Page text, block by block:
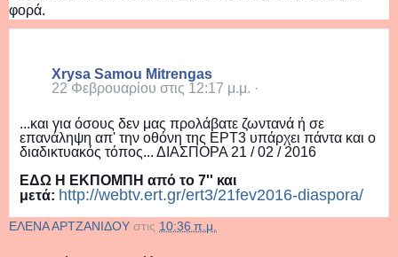
φορά.
Xrysa Samou Mitrengas
22 Φεβρουαρίου στις 12:17 μ.μ. ·
...και για όσους δεν μας προλάβατε ζωντανά ή σε
επανάληψη απ' την οθόνη της ΕΡΤ3 υπάρχει πάντα και ο
διαδικτυακός τόπος... ΔΙΑΣΠΟΡΑ 21 / 02 / 2016
ΕΔΩ Η ΕΚΠΟΜΠΗ από το 7'' και
μετά: http://webtv.ert.gr/ert3/21fev2016-diaspora/
ΕΛΕΝΑ ΑΡΤΖΑΝΙΔΟΥ στις 10:36 π.μ.